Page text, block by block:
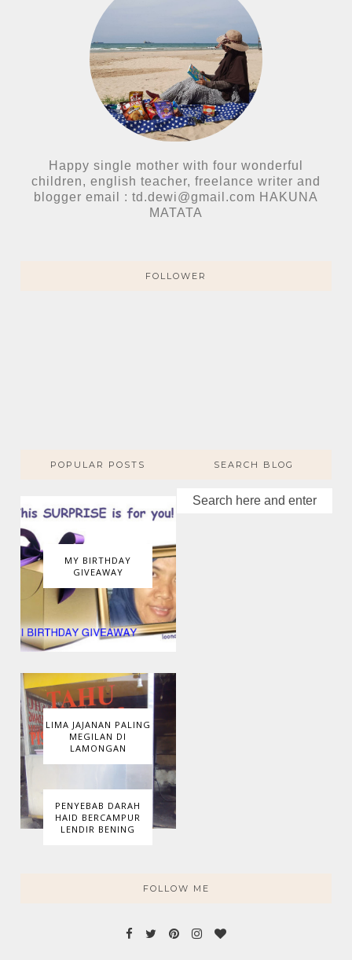
Happy single mother with four wonderful
children, english teacher, freelance writer and
blogger email : td.dewi@gmail.com HAKUNA
MATATA
FOLLOWER
POPULAR POSTS
MY BIRTHDAY
GIVEAWAY
LIMA JAJANAN PALING
MEGILAN DI
LAMONGAN
PENYEBAB DARAH
HAID BERCAMPUR
LENDIR BENING
SEARCH BLOG
FOLLOW ME